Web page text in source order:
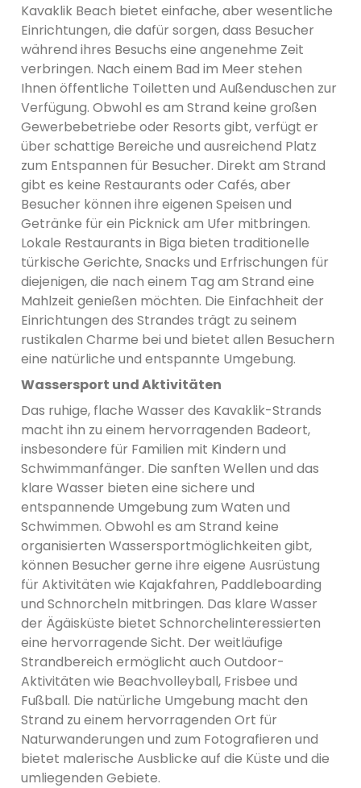
Kavaklik Beach bietet einfache, aber wesentliche
Einrichtungen, die dafür sorgen, dass Besucher
während ihres Besuchs eine angenehme Zeit
verbringen. Nach einem Bad im Meer stehen
Ihnen öffentliche Toiletten und Außenduschen zur
Verfügung. Obwohl es am Strand keine großen
Gewerbebetriebe oder Resorts gibt, verfügt er
über schattige Bereiche und ausreichend Platz
zum Entspannen für Besucher. Direkt am Strand
gibt es keine Restaurants oder Cafés, aber
Besucher können ihre eigenen Speisen und
Getränke für ein Picknick am Ufer mitbringen.
Lokale Restaurants in Biga bieten traditionelle
türkische Gerichte, Snacks und Erfrischungen für
diejenigen, die nach einem Tag am Strand eine
Mahlzeit genießen möchten. Die Einfachheit der
Einrichtungen des Strandes trägt zu seinem
rustikalen Charme bei und bietet allen Besuchern
eine natürliche und entspannte Umgebung.
Wassersport und Aktivitäten
Das ruhige, flache Wasser des Kavaklik-Strands
macht ihn zu einem hervorragenden Badeort,
insbesondere für Familien mit Kindern und
Schwimmanfänger. Die sanften Wellen und das
klare Wasser bieten eine sichere und
entspannende Umgebung zum Waten und
Schwimmen. Obwohl es am Strand keine
organisierten Wassersportmöglichkeiten gibt,
können Besucher gerne ihre eigene Ausrüstung
für Aktivitäten wie Kajakfahren, Paddleboarding
und Schnorcheln mitbringen. Das klare Wasser
der Ägäisküste bietet Schnorchelinteressierten
eine hervorragende Sicht. Der weitläufige
Strandbereich ermöglicht auch Outdoor-
Aktivitäten wie Beachvolleyball, Frisbee und
Fußball. Die natürliche Umgebung macht den
Strand zu einem hervorragenden Ort für
Naturwanderungen und zum Fotografieren und
bietet malerische Ausblicke auf die Küste und die
umliegenden Gebiete.